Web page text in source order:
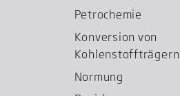
Petrochemie
Konversion von
Kohlenstoffträgern
Normung